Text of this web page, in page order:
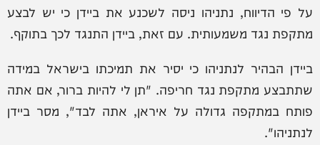
על פי הדיווח, נתניהו ניסה לשכנע את ביידן כי יש לבצע
מתקפת נגד משמעותית. עם זאת, ביידן התנגד לכך בתוקף.
ביידן הבהיר לנתניהו כי יסיר את תמיכתו בישראל במידה
שתתבצע מתקפת נגד חריפה. "תן לי להיות ברור, אם אתה
פותח במתקפה גדולה על איראן, אתה לבד", מסר ביידן
לנתניהו".